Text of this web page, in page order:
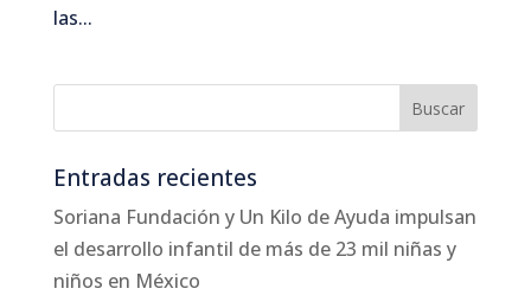
las...
Entradas recientes
Soriana Fundación y Un Kilo de Ayuda impulsan
el desarrollo infantil de más de 23 mil niñas y
niños en México